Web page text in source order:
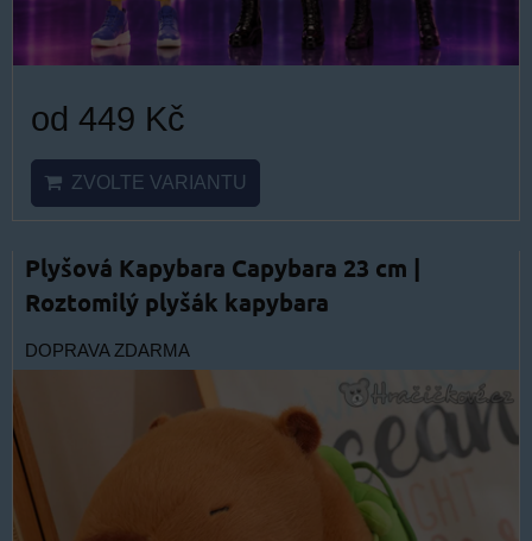
od 449 Kč
ZVOLTE VARIANTU
Plyšová Kapybara Capybara 23 cm |
Roztomilý plyšák kapybara
DOPRAVA ZDARMA